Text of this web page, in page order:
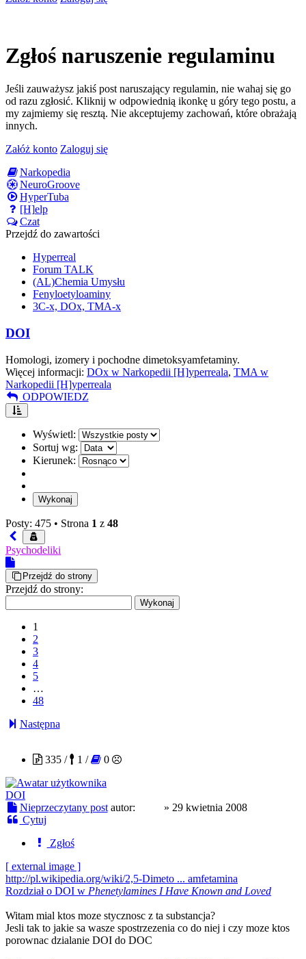
Zgłoś naruszenie regulaminu
Jeśli zauważysz jakiś post naruszający regulamin, nie wahaj się go
od razu zgłosić. Kliknij w odpowiednią ikonkę u góry tego postu, a
my zajmiemy się resztą. Nie akceptujemy zachowań, które obrażają
innych.
Załóż konto Zaloguj się
Narkopedia
NeuroGroove
HyperTuba
[H]elp
Czat
Przejdź do zawartości
Hyperreal
Forum TALK
(AL)Chemia Umysłu
Fenyloetyloaminy
3C-x, DOx, TMA-x
DOI
Homologi, izomery i pochodne dimetoksyamfetaminy.
Więcej informacji: DOx w Narkopedii [H]yperreala, TMA w
Narkopedii [H]yperreala
ODPOWIEDZ
Wyświetl:
Sortuj wg:
Kierunek:
Posty: 475 • Strona 1 z 48
Psychodeliki
Przejdź do strony
Przejdź do strony:
1
2
3
4
5
…
48
Następna
335 /
1 / 0
DOI
Nieprzeczytany post autor: » 29 kwietnia 2008
Cytuj
Zgłoś
[ external image ]
http://pl.wikipedia.org/wiki/2,5-Dimeto ... amfetamina
Rozdział o DOI w Phenetylamines I Have Known and Loved
Witam mial ktos moze stycznosc z ta substancja?
Jesli tak to jakie sa wasze spostrzezenia co do niej i czy moze ktos
porownac dzialanie DOI do DOC